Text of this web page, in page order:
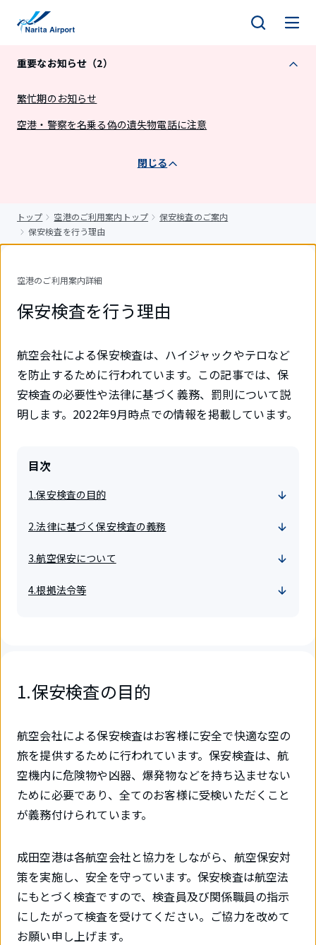
重要なお知らせ（2）
繁忙期のお知らせ
空港・警察を名乗る偽の遺失物電話に注意
閉じる
トップ 空港のご利用案内トップ
保安検査のご案内
保安検査を行う理由
空港のご利用案内詳細
保安検査を行う理由
航空会社による保安検査は、ハイジャックやテロなど
を防止するために行われています。この記事では、保
安検査の必要性や法律に基づく義務、罰則について説
明します。2022年9月時点での情報を掲載しています。
目次
1.保安検査の目的
2.法律に基づく保安検査の義務
3.航空保安について
4.根拠法令等
1.保安検査の目的
航空会社による保安検査はお客様に安全で快適な空の
旅を提供するために行われています。保安検査は、航
空機内に危険物や凶器、爆発物などを持ち込ませない
ために必要であり、全てのお客様に受検いただくこと
が義務付けられています。
成田空港は各航空会社と協力をしながら、航空保安対
策を実施し、安全を守っています。保安検査は航空法
にもとづく検査ですので、検査員及び関係職員の指示
にしたがって検査を受けてください。ご協力を改めて
お願い申し上げます。